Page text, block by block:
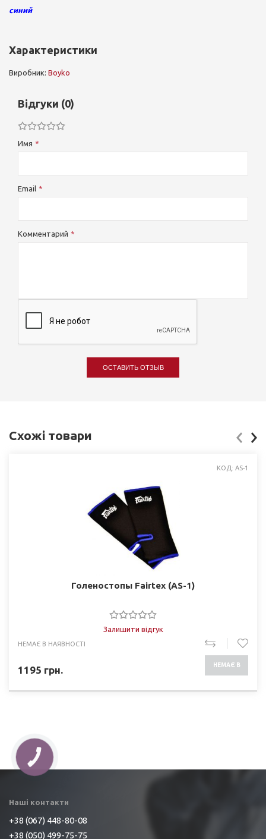
синий
Характеристики
Виробник: Boyko
Відгуки (0)
Имя
Email
Комментарий
ОСТАВИТЬ ОТЗЫВ
Схожі товари
КОД: AS-1
Голеностопы Fairtex (AS-1)
Залишити відгук
НЕМАЄ В НАЯВНОСТІ
1195 грн. НЕМАЄ В
Наші контакти
+38 (067) 448-80-08
+38 (050) 499-75-75